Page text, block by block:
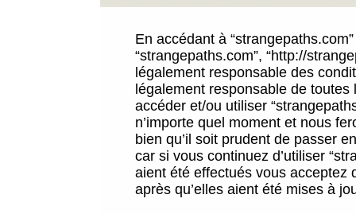
En accédant à
“strangepaths.com”, “http://
légalement responsable des
légalement responsable de
accéder et/ou utiliser
n’importe quel moment et nous
bien qu’il soit prudent de passer
car si vous continuez d’utiliser
aient été effectués vous acceptez
après qu’elles aient été mises à